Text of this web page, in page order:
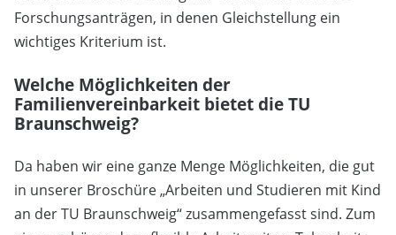
Forschungsanträgen, in denen Gleichstellung ein
wichtiges Kriterium ist.
Welche Möglichkeiten der
Familienvereinbarkeit bietet die TU
Braunschweig?
Da haben wir eine ganze Menge Möglichkeiten, die gut
in unserer Broschüre „Arbeiten und Studieren mit Kind
an der TU Braunschweig“ zusammengefasst sind. Zum